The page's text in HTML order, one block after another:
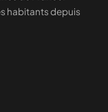
habitants depuis